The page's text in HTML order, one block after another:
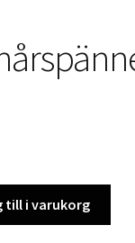
till i varukorg